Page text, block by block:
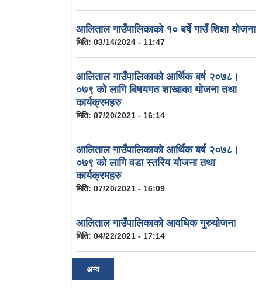
आलिताल गाउँपालिकाको १० बर्षे गाउँ शिक्षा योजना
मिति: 03/14/2024 - 11:47
आलिताल गाउँपालिकाको आर्थिक बर्ष २०७८।
०७९ को लागि बिषयगत शाखाका योजना तथा
कार्यक्रमहरु
मिति: 07/20/2021 - 16:14
आलिताल गाउँपालिकाको आर्थिक बर्ष २०७८।
०७९ को लागि वडा स्तरिय योजना तथा
कार्यक्रमहरु
मिति: 07/20/2021 - 16:09
आलिताल गाउँपालिकाको आवधिक गुरुयोजना
मिति: 04/22/2021 - 17:14
अन्य